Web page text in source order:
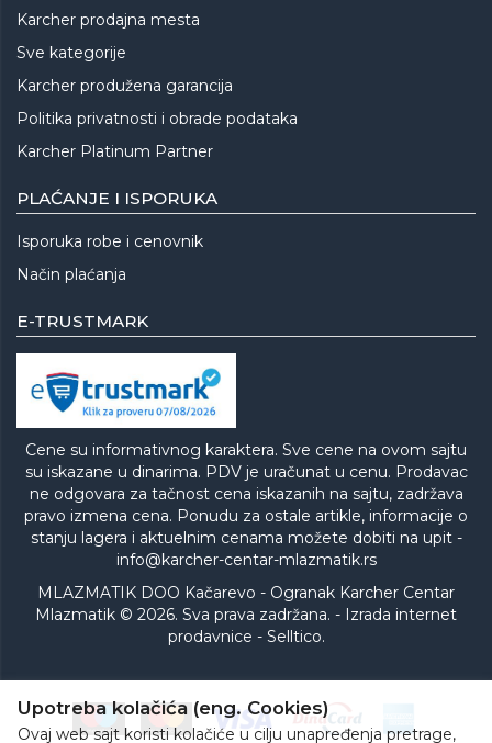
Karcher prodajna mesta
Sve kategorije
Karcher produžena garancija
Politika privatnosti i obrade podataka
Karcher Platinum Partner
PLAĆANJE I ISPORUKA
Isporuka robe i cenovnik
Način plaćanja
E-TRUSTMARK
Cene su informativnog karaktera. Sve cene na ovom sajtu
su iskazane u dinarima. PDV je uračunat u cenu. Prodavac
ne odgovara za tačnost cena iskazanih na sajtu, zadržava
pravo izmena cena. Ponudu za ostale artikle, informacije o
stanju lagera i aktuelnim cenama možete dobiti na upit -
info@karcher-centar-mlazmatik.rs
MLAZMATIK DOO Kačarevo - Ogranak Karcher Centar
Mlazmatik © 2026. Sva prava zadržana. - Izrada internet
prodavnice - Selltico.
Upotreba kolačića (eng. Cookies)
Ovaj web sajt koristi kolačiće u cilju unapređenja pretrage,